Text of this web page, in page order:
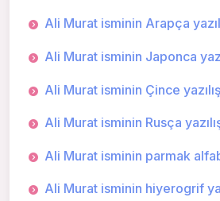
Ali Murat isminin Arapça
Ali Murat isminin Japonca
Ali Murat isminin Çince
Ali Murat isminin Rusça
Ali Murat isminin parmak
Ali Murat isminin hiyerogrif